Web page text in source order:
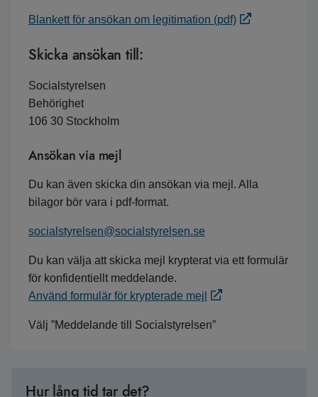
Blankett för ansökan om legitimation (pdf)
Skicka ansökan till:
Socialstyrelsen
Behörighet
106 30 Stockholm
Ansökan via mejl
Du kan även skicka din ansökan via mejl. Alla
bilagor bör vara i pdf-format.
socialstyrelsen@socialstyrelsen.se
Du kan välja att skicka mejl krypterat via ett formulär
för konfidentiellt meddelande.
Använd formulär för krypterade mejl
Välj ”Meddelande till Socialstyrelsen”
Hur lång tid tar det?